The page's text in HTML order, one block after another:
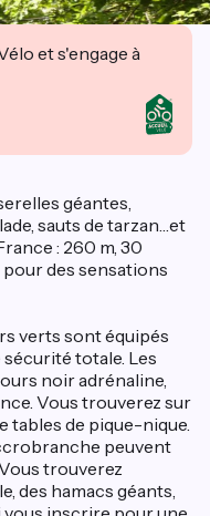
et s'engage à
géantes,
sauts de tarzan…et
: 260 m, 30
pour des sensations
verts sont équipés
sécurité totale. Les
noir adrénaline,
Vous trouverez sur
tables de pique-nique.
peuvent
trouverez
des hamacs géants,